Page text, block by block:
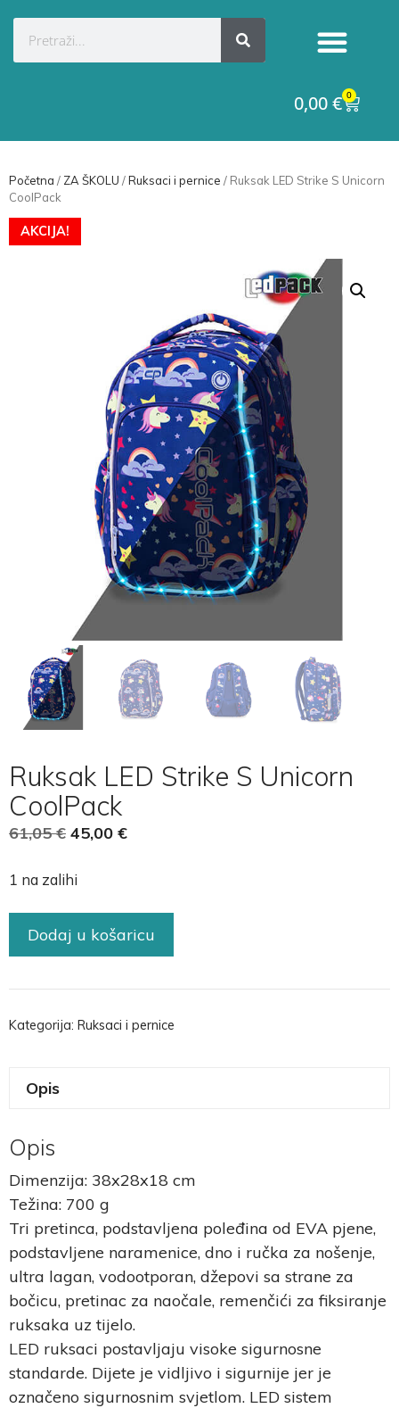
0,00€ 0
Početna / ZA ŠKOLU /Ruksaci i pernice / Ruksak LED Strike S Unicorn
CoolPack
AKCIJA!
Ruksak LED Strike S Unicorn
CoolPack
61,05€ 45,00 €
1 na zalihi
Dodaj u košaricu
Kategorija: Ruksaci i pernice
Opis
Opis
Dimenzija: 38x28x18 cm
Težina: 700 g
Tri pretinca, podstavljena poleđina od EVA pjene,
podstavljene naramenice, dno i ručka za nošenje,
ultra lagan, vodootporan, džepovi sa strane za
bočicu, pretinac za naočale, remenčići za fiksiranje
ruksaka uz tijelo.
LED ruksaci postavljaju visoke sigurnosne
standarde. Dijete je vidljivo i sigurnije jer je
označeno sigurnosnim svjetlom. LED sistem